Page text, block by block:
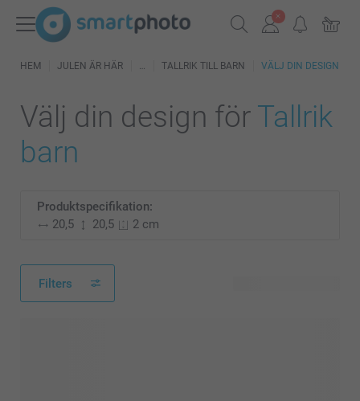
HEM JULEN ÄR HÄR TALLRIK TILL BARN VÄLJ DIN DESIGN
Välj din design för Tallrik
barn
Produktspecifikation:
20,5
20,5 2 cm
Filters